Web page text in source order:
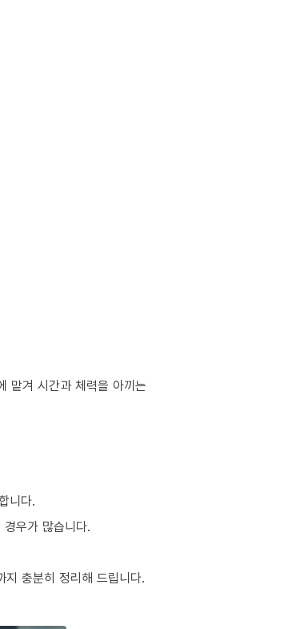
맡겨 시간과 체력을 아끼는
니다.
우가 많습니다.
충분히 정리해 드립니다.